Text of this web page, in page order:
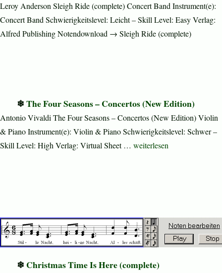
Leroy Anderson Sleigh Ride (complete) Concert Band Instrument(e):
Concert Band Schwierigkeitslevel: Leicht – Skill Level: Easy Verlag:
Alfred Publishing Notendownload → Sleigh Ride (complete)
The Four Seasons – Concertos (New Edition)
Antonio Vivaldi The Four Seasons – Concertos (New Edition) Violin
& Piano Instrument(e): Violin & Piano Schwierigkeitslevel: Schwer –
Skill Level: High Verlag: Virtual Sheet … „The Four Seasons –
weiterlesen
Christmas Time Is Here (complete)